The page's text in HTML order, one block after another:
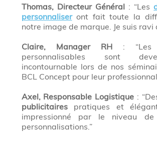
Thomas, Directeur Général: “Les
personnaliseront fait toute la
notre image de marque. Je suis ravi
Claire, Manager RH: “Les
personnalisables sont
incontournable lors de nos
BCL Concept pour leur
Axel, Responsable Logistique :
publicitairespratiques et
impressionné par le niveau
personnalisations.”